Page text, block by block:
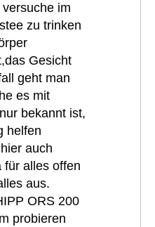
im
zu trinken
Gesicht
geht man
es mit
bekannt ist,
helfen
auch
für alles offen
aus.
ORS 200
probieren